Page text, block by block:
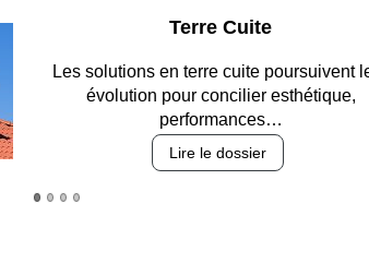
Parking et garages
Entre circulation, sécurisation des accès,
des revêtements et intégration…
Lire le dossier